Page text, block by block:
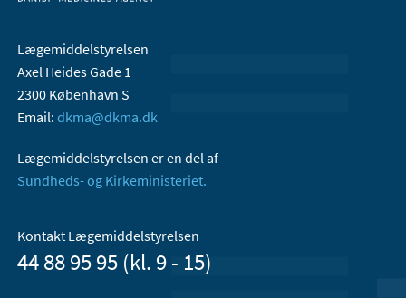
Lægemiddelstyrelsen
Axel Heides Gade 1
2300 København S
Email: dkma@dkma.dk
Lægemiddelstyrelsen er en del af
Sundheds- og Kirkeministeriet.
Kontakt Lægemiddelstyrelsen
44 88 95 95 (kl. 9 - 15)